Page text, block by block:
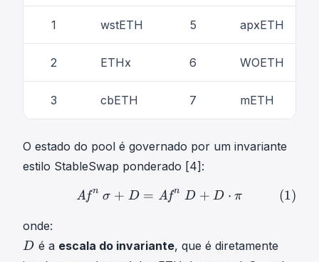
=
s
_
1 wstETH 5 apxETH
2 ETHx 6 WOETH
3 cbETH 7 mETH
O estado do pool é governado por um invariante
estilo StableSwap ponderado [4]:
Afn σ +D= Af D⋅π
Af n σ + D = Af n D + D ⋅ π (1)
onde:
D
D é a escala do invariante, que é diretamente